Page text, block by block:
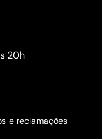
20h
e reclamações